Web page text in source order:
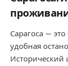
Сарагоса —
удобная
Исторический